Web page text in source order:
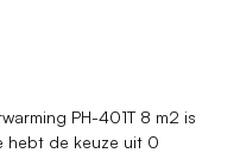
PH-401T 8 m2 is
hebt de keuze uit 0